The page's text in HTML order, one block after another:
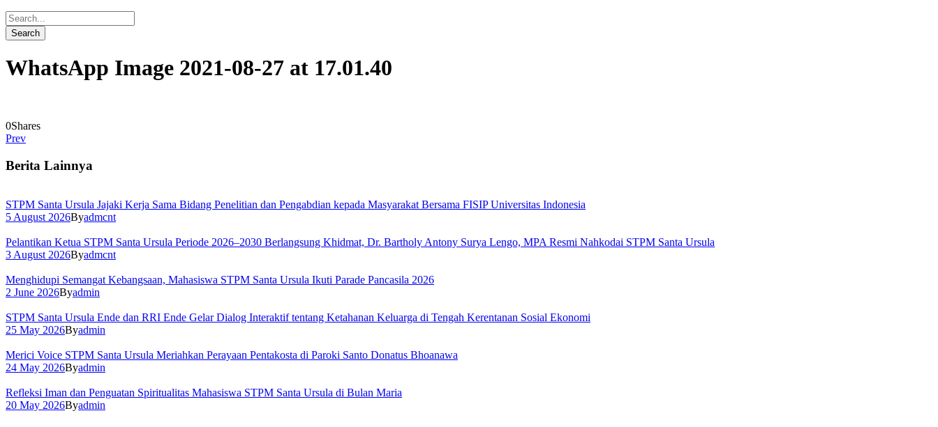
WhatsApp Image 2021-08-27 at 17.01.40
0Shares
Prev
Berita Lainnya
STPM Santa Ursula Jajaki Kerja Sama Bidang Penelitian dan Pengabdian kepada Masyarakat Bersama FISIP Universitas Indonesia
5 August 2026Byadmcnt
Pelantikan Ketua STPM Santa Ursula Periode 2026–2030 Berlangsung Khidmat, Dr. Bartholy Antony Surya Lengo, MPA Resmi Nahkodai STPM Santa Ursula
3 August 2026Byadmcnt
Menghidupi Semangat Kebangsaan, Mahasiswa STPM Santa Ursula Ikuti Parade Pancasila 2026
2 June 2026Byadmin
STPM Santa Ursula Ende dan RRI Ende Gelar Dialog Interaktif tentang Ketahanan Keluarga di Tengah Kerentanan Sosial Ekonomi
25 May 2026Byadmin
Merici Voice STPM Santa Ursula Meriahkan Perayaan Pentakosta di Paroki Santo Donatus Bhoanawa
24 May 2026Byadmin
Refleksi Iman dan Penguatan Spiritualitas Mahasiswa STPM Santa Ursula di Bulan Maria
20 May 2026Byadmin